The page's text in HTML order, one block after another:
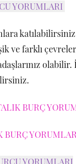
YORUMLARI
ve farklı
BURÇ
BURÇ
YORUMLARI